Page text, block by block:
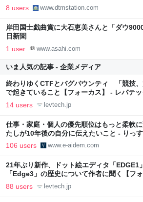
8 users www.dtmstation.com
岸田国士戯曲賞に大石恵美さんと「ダウ
日新聞
1 user www.asahi.com
いま人気の記事 - 企業メディア
終わりゆくCTFとバグバウンティ 「競技、
で起きていること【フォーカス】 - レバテ
14 users levtech.jp
仕事・家庭・個人の優先順位はもっと柔軟
たしが10年後の自分に伝えたいこと - りっ
106 users www.e-aidem.com
21年ぶり新作、ドット絵エディタ「EDGE1
「Edge3」の歴史について作者に聞く【フ
LAB
88 users levtech.jp